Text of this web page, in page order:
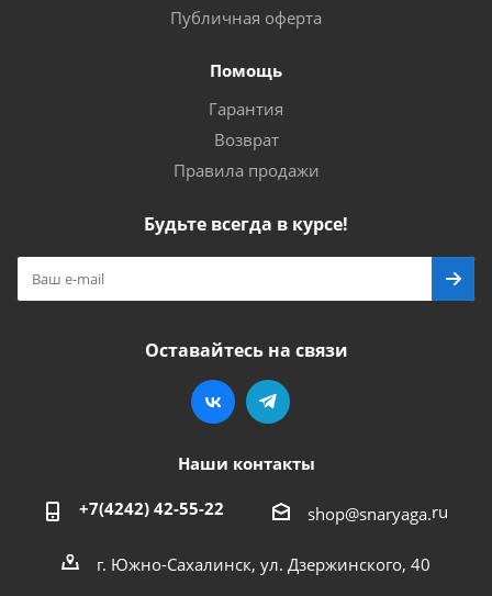
Публичная оферта
Помощь
Гарантия
Возврат
Правила продажи
Будьте всегда в курсе!
Оставайтесь на связи
Наши контакты
+7(4242) 42-55-22 shop@snaryaga.ru
г. Южно-Сахалинск, ул. Дзержинского, 40